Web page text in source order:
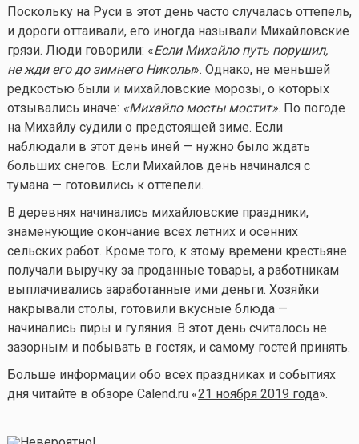
Поскольку на Руси в этот день часто случалась оттепель,
и дороги оттаивали, его иногда называли Михайловские
грязи. Люди говорили: «Если Михайло путь порушил,
не жди его до зимнего Николы». Однако, не меньшей
редкостью были и михайловские морозы, о которых
отзывались иначе: «Михайло мосты мостит». По погоде
на Михайлу судили о предстоящей зиме. Если
наблюдали в этот день иней — нужно было ждать
больших снегов. Если Михайлов день начинался с
тумана — готовились к оттепели.
В деревнях начинались михайловские праздники,
знаменующие окончание всех летних и осенних
сельских работ. Кроме того, к этому времени крестьяне
получали выручку за проданные товары, а работникам
выплачивались заработанные ими деньги. Хозяйки
накрывали столы, готовили вкусные блюда —
начинались пиры и гуляния. В этот день считалось не
зазорным и побывать в гостях, и самому гостей принять.
Больше информации обо всех праздниках и событиях
дня читайте в обзоре Calend.ru «21 ноября 2019 года».